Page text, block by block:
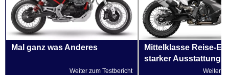
Mal ganz was Anderes
Weiter zum Testbericht
Mittelklasse Reise-
starker Ausstattung
Weiter